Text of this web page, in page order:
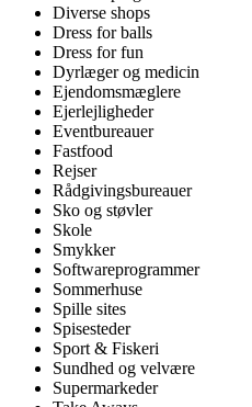
Diverse shops
Dress for balls
Dress for fun
Dyrlæger og medicin
Ejendomsmæglere
Ejerlejligheder
Eventbureauer
Fastfood
Rejser
Rådgivingsbureauer
Sko og støvler
Skole
Smykker
Softwareprogrammer
Sommerhuse
Spille sites
Spisesteder
Sport & Fiskeri
Sundhed og velvære
Supermarkeder